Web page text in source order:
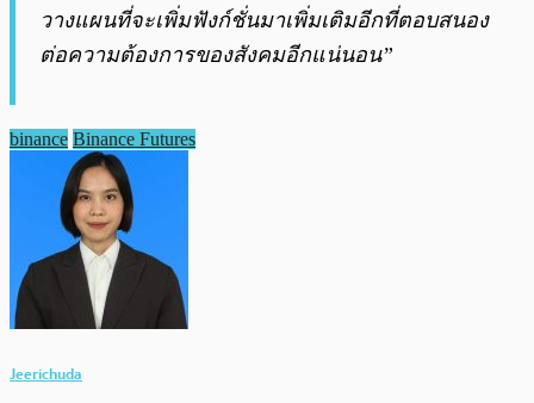
วางแผนที่จะเพิ่มฟังก์ชั่นมาเพิ่มเติมอีกที่ตอบสนอง
ต่อความต้องการของสังคมอีกแน่นอน”
binance Binance Futures
Jeerichuda